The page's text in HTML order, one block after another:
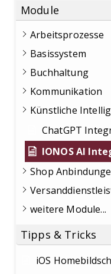
Module
Arbeitsprozesse
Basissystem
Buchhaltung
Kommunikation
Künstliche
ChatGPT
IONOS AI
Shop
weitere Module...
Tipps & Tricks
iOS